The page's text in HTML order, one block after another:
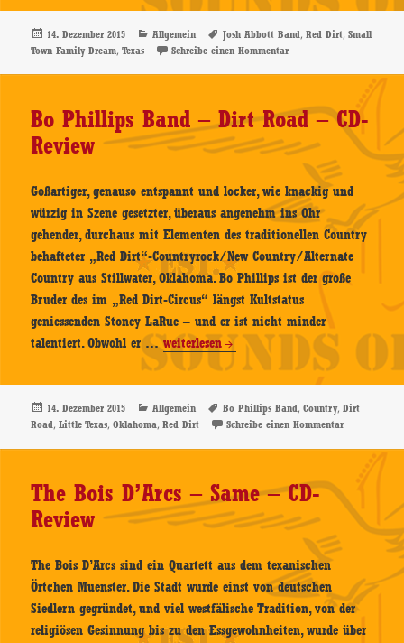
Band
–
Small
Town
Dream
–
Review
Veröffentlicht
am
14. Dezember 2015 Kategorien
Allgemein Schlagwörter
Josh Abbott Band,Red Dirt,Small
Town Family Dream,Texas Schreibe einen Kommentarzu Josh Abbott Band –
Bo Phillips Band – Dirt Road – CD-
Review
Goßartiger, genauso entspannt und locker, wie knackig und
würzig in Szene gesetzter, überaus angenehm ins Ohr
gehender, durchaus mit Elementen des traditionellen Country
behafteter „Red Dirt“-Countryrock/New Country/Alternate
Country aus Stillwater, Oklahoma. Bo Phillips ist der große
Bruder des im „Red Dirt-Circus“ längst Kultstatus
geniessenden Stoney LaRue – und er ist nicht minder
talentiert. Obwohl er …Bo
Phillips
Band
–
Dirt
Road
CD-
Review
weiterlesen
Veröffentlicht
am
14. Dezember 2015 Kategorien
Allgemein Schlagwörter
Bo Phillips Band,Country,Dirt
Road,Little Texas,Oklahoma,Red Dirt Schreibe einen Kommentarzu Bo
The Bois D’Arcs – Same – CD-
Review
The Bois D’Arcs sind ein Quartett aus dem texanischen
Örtchen Muenster. Die Stadt wurde einst von deutschen
Siedlern gegründet, und viel westfälische Tradition, von der
religiösen Gesinnung bis zu den Essgewohnheiten, wurde über